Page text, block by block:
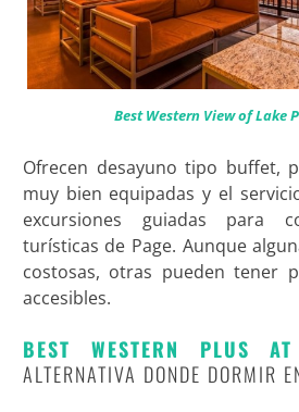
Best Western View of Lake
Ofrecen desayuno tipo buffet,
muy bien equipadas y el
excursiones guiadas para
turísticas de Page. Aunque
costosas, otras pueden tener
accesibles.
BEST WESTERN PLUS
ALTERNATIVA DONDE DORMIR